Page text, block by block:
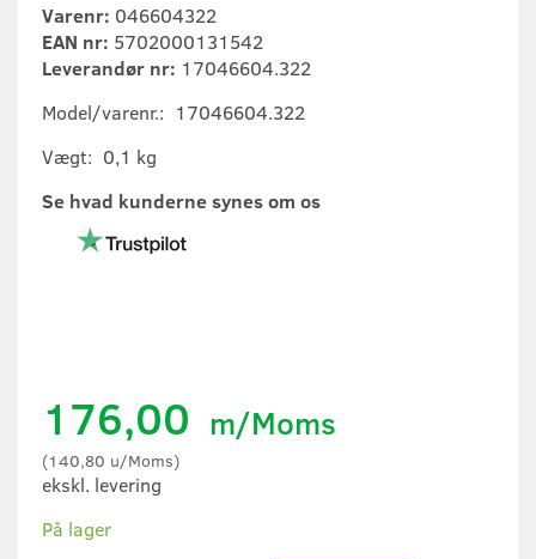
Varenr: 046604322
EAN nr: 5702000131542
Leverandør nr: 17046604.322
Model/varenr.: 17046604.322
Vægt: 0,1 kg
Se hvad kunderne synes om os
176,00 m/Moms
(140,80 u/Moms)
ekskl. levering
På lager